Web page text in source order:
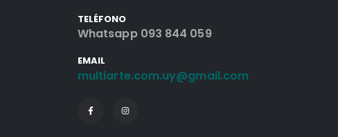
TELÉFONO
Whatsapp 093 844 059
EMAIL
multiarte.com.uy@gmail.com